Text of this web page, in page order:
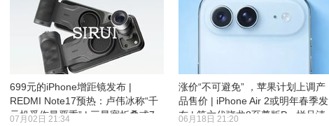
699元的iPhone增距镜发布 |
REDMI Note17预热：卢伟冰称“千
元机受伤最严重” | 三星宽折叠或7
07月02日 21:34
涨价“不可避免” ，苹果计划上调产
品售价 | iPhone Air 2或明年春季发
布 | 第六代骁龙8至尊版Pro样品清
06月18日 21:20